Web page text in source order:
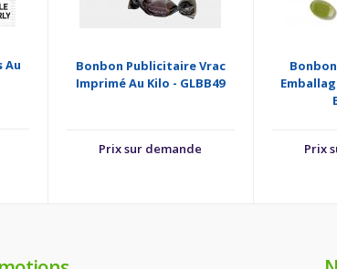
Au
Bonbon Publicitaire Vrac
Imprimé Au Kilo - GLBB49
Prix sur demande Prix